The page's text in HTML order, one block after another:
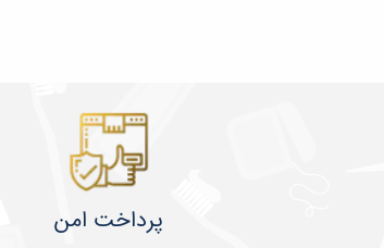
پرداخت امن